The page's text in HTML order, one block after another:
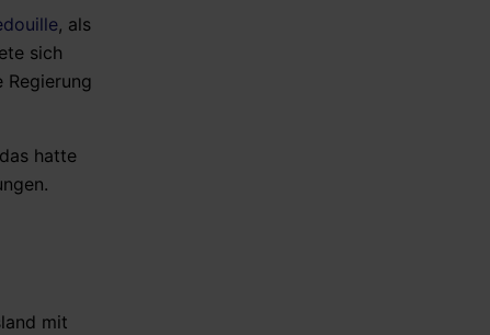
, als
sich
Regierung
hatte
mit